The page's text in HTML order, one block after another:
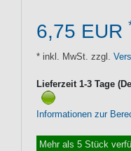
6,75 EUR
* inkl. MwSt. zzgl.
Lieferzeit 1-3 Tage
Informationen zur
Mehr als 5 Stück